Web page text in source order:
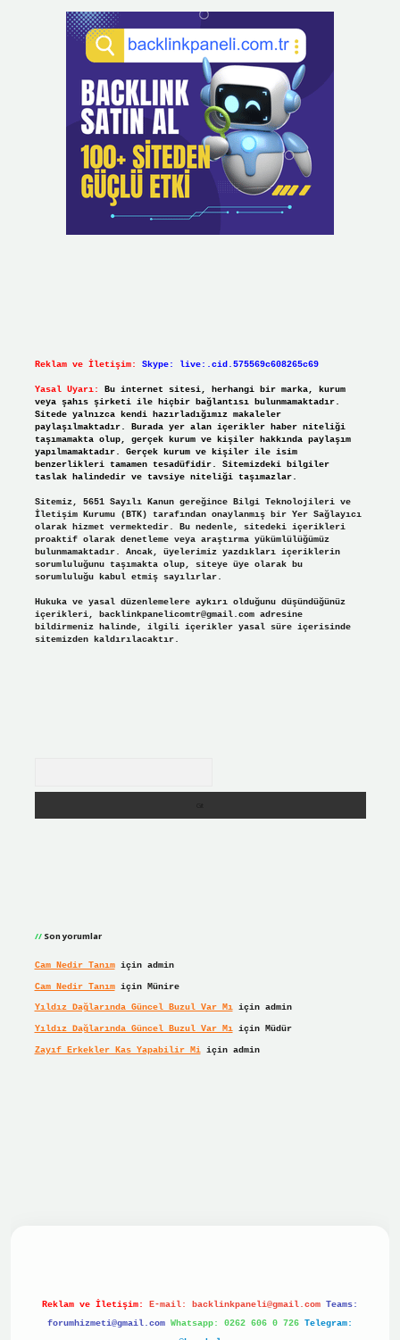
Reklam ve İletişim: Skype: live:.cid.575569c608265c69
Yasal Uyarı:
Bu internet sitesi, herhangi bir marka, kurum
veya şahıs şirketi ile hiçbir bağlantısı bulunmamaktadır.
Sitede yalnızca kendi hazırladığımız makaleler
paylaşılmaktadır. Burada yer alan içerikler haber niteliği
taşımamakta olup, gerçek kurum ve kişiler hakkında paylaşım
yapılmamaktadır. Gerçek kurum ve kişiler ile isim
benzerlikleri tamamen tesadüfidir. Sitemizdeki bilgiler
taslak halindedir ve tavsiye niteliği taşımazlar.
Sitemiz, 5651 Sayılı Kanun gereğince Bilgi Teknolojileri ve
İletişim Kurumu (BTK) tarafından onaylanmış bir Yer Sağlayıcı
olarak hizmet vermektedir. Bu nedenle, sitedeki içerikleri
proaktif olarak denetleme veya araştırma yükümlülüğümüz
bulunmamaktadır. Ancak, üyelerimiz yazdıkları içeriklerin
sorumluluğunu taşımakta olup, siteye üye olarak bu
sorumluluğu kabul etmiş sayılırlar.
Hukuka ve yasal düzenlemelere aykırı olduğunu düşündüğünüz
içerikleri, backlinkpanelicomtr@gmail.comadresine
bildirmeniz halinde, ilgili içerikler yasal süre içerisinde
sitemizden kaldırılacaktır.
Son yorumlar
Cam Nedir Tanımiçin admin
Cam Nedir Tanımiçin Münire
Yıldız Dağlarında Güncel Buzul Var Mıiçin admin
Yıldız Dağlarında Güncel Buzul Var Mıiçin Müdür
Zayıf Erkekler Kas Yapabilir Miiçin admin
Reklam ve İletişim: E-mail: backlinkpaneli@gmail.com Teams:
forumhizmeti@gmail.com Whatsapp: 0262 606 0 726 Telegram: